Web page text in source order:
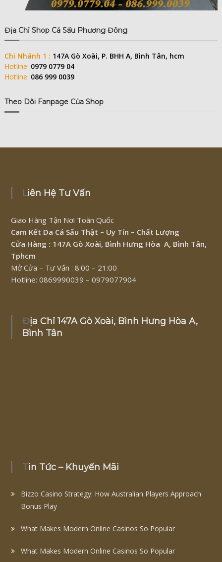
Địa Chỉ Shop Cá Sấu Phương Đông
Chi Nhánh 1 : 147A Gò Xoài, P. BHH A, Bình Tân, hcm
Hotline: 0979 0779 04
Hotline: 086 999 0039
Theo Dõi Fanpage Của Shop
Liên Hệ Tư Vấn
Giao Hàng Tận Nơi Toàn Quốc
Cam Kết Da Cá Sấu Thật – Uy Tín – Chất Lượng
Cửa Hàng : 147A Gò Xoài, Bình Hưng Hòa A, Bình Tân,
Tphcm
Mở Cửa – Tư Vấn : 8:00 – 21:00
Hotline: 0869990039 – 0979077904
Địa Chỉ 147A Gò Xoài, Bình Hưng Hòa A,
Bình Tân
Tin Tức – Khuyến Mãi
Bizzo Casino Strategy: How Australian Players Approach
Bonus Play
What Makes Modern Online Casinos So Popular
What Makes Modern Online Casinos So Popular